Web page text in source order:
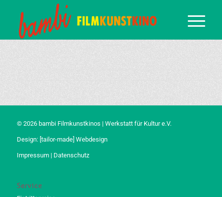
© 2026 bambi Filmkunstkinos | Werkstatt für Kultur e.V.
Design: [tailor-made] Webdesign
Impressum| Datenschutz
Service